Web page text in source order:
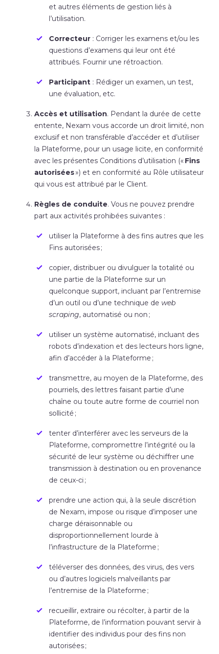
et autres éléments de gestion liés à
l’utilisation.
Correcteur : Corriger les examens et/ou les
questions d’examens qui leur ont été
attribués. Fournir une rétroaction.
Participant : Rédiger un examen, un test,
une évaluation, etc.
Accès et utilisation. Pendant la durée de cette
entente, Nexam vous accorde un droit limité, non
exclusif et non transférable d’accéder et d’utiliser
la Plateforme, pour un usage licite, en conformité
avec les présentes Conditions d’utilisation (« Fins
autorisées») et en conformité au Rôle utilisateur
qui vous est attribué par le Client.
Règles de conduite. Vous ne pouvez prendre
part aux activités prohibées suivantes :
utiliser la Plateforme à des fins autres que les
Fins autorisées ;
copier, distribuer ou divulguer la totalité ou
une partie de la Plateforme sur un
quelconque support, incluant par l’entremise
d’un outil ou d’une technique de web
scraping, automatisé ou non ;
utiliser un système automatisé, incluant des
robots d’indexation et des lecteurs hors ligne,
afin d’accéder à la Plateforme ;
transmettre, au moyen de la Plateforme, des
pourriels, des lettres faisant partie d’une
chaîne ou toute autre forme de courriel non
sollicité ;
tenter d’interférer avec les serveurs de la
Plateforme, compromettre l’intégrité ou la
sécurité de leur système ou déchiffrer une
transmission à destination ou en provenance
de ceux-ci ;
prendre une action qui, à la seule discrétion
de Nexam, impose ou risque d’imposer une
charge déraisonnable ou
disproportionnellement lourde à
l’infrastructure de la Plateforme ;
téléverser des données, des virus, des vers
ou d’autres logiciels malveillants par
l’entremise de la Plateforme ;
recueillir, extraire ou récolter, à partir de la
Plateforme, de l’information pouvant servir à
identifier des individus pour des fins non
autorisées ;